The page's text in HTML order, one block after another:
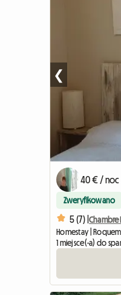
❮
40 € / noc
Zweryfikowano
5 (7) |
Homestay |
1 miejsce(-a) do